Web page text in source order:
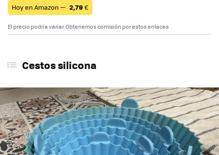
Hoy en Amazon — 2,79 €
El precio podría variar. Obtenemos comisión por estos enlaces
Cestos silicona